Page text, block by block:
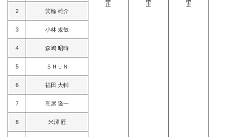
2 箕輪 雄介
3 小林 規敏
4 森嶋 昭時
5 ＳＨＵＮ
6 福田 大輔
7 髙屋 隆一
8 米澤 匠